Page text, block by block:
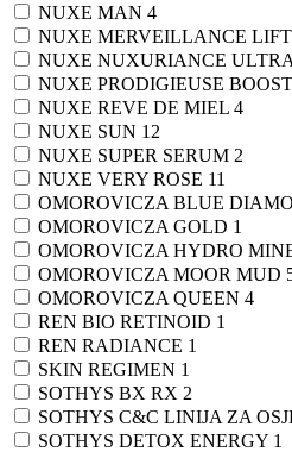
NUXE MAN 4
NUXE MERVEILLANCE LIFT
NUXE NUXURIANCE ULTRA
NUXE PRODIGIEUSE BOOST
NUXE REVE DE MIEL 4
NUXE SUN 12
NUXE SUPER SERUM 2
NUXE VERY ROSE 11
OMOROVICZA BLUE
OMOROVICZA GOLD 1
OMOROVICZA HYDRO
OMOROVICZA MOOR MUD
OMOROVICZA QUEEN 4
REN BIO RETINOID 1
REN RADIANCE 1
SKIN REGIMEN 1
SOTHYS BX RX 2
SOTHYS C&C LINIJA ZA
SOTHYS DETOX ENERGY 1